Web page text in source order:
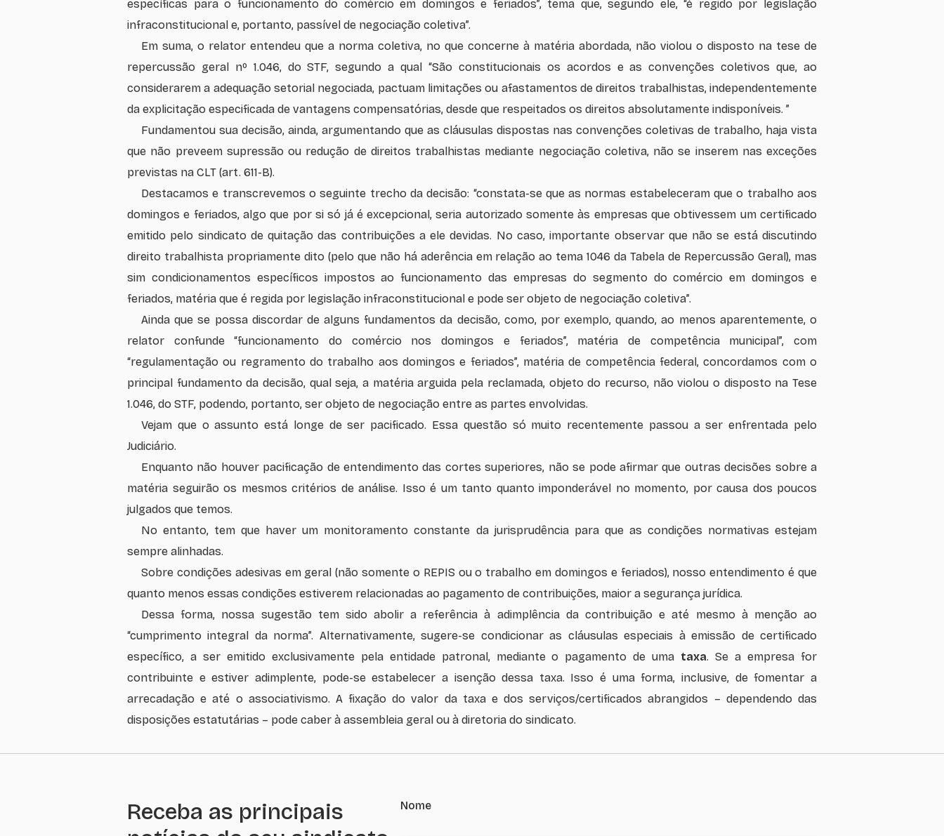
específicas para o funcionamento do comércio em domingos e feriados”, tema que, segundo ele, “é regido por legislação
infraconstitucional e, portanto, passível de negociação coletiva”.
Em suma, o relator entendeu que a norma coletiva, no que concerne à matéria abordada, não violou o disposto na tese de
repercussão geral nº 1.046, do STF, segundo a qual “São constitucionais os acordos e as convenções coletivos que, ao
considerarem a adequação setorial negociada, pactuam limitações ou afastamentos de direitos trabalhistas, independentemente
da explicitação especificada de vantagens compensatórias, desde que respeitados os direitos absolutamente indisponíveis. ”
Fundamentou sua decisão, ainda, argumentando que as cláusulas dispostas nas convenções coletivas de trabalho, haja vista
que não preveem supressão ou redução de direitos trabalhistas mediante negociação coletiva, não se inserem nas exceções
previstas na CLT (art. 611-B).
Destacamos e transcrevemos o seguinte trecho da decisão: “constata-se que as normas estabeleceram que o trabalho aos
domingos e feriados, algo que por si só já é excepcional, seria autorizado somente às empresas que obtivessem um certificado
emitido pelo sindicato de quitação das contribuições a ele devidas. No caso, importante observar que não se está discutindo
direito trabalhista propriamente dito (pelo que não há aderência em relação ao tema 1046 da Tabela de Repercussão Geral), mas
sim condicionamentos específicos impostos ao funcionamento das empresas do segmento do comércio em domingos e
feriados, matéria que é regida por legislação infraconstitucional e pode ser objeto de negociação coletiva”.
Ainda que se possa discordar de alguns fundamentos da decisão, como, por exemplo, quando, ao menos aparentemente, o
relator confunde “funcionamento do comércio nos domingos e feriados”, matéria de competência municipal”, com
“regulamentação ou regramento do trabalho aos domingos e feriados”, matéria de competência federal, concordamos com o
principal fundamento da decisão, qual seja, a matéria arguida pela reclamada, objeto do recurso, não violou o disposto na Tese
1.046, do STF, podendo, portanto, ser objeto de negociação entre as partes envolvidas.
Vejam que o assunto está longe de ser pacificado. Essa questão só muito recentemente passou a ser enfrentada pelo
Judiciário.
Enquanto não houver pacificação de entendimento das cortes superiores, não se pode afirmar que outras decisões sobre a
matéria seguirão os mesmos critérios de análise. Isso é um tanto quanto imponderável no momento, por causa dos poucos
julgados que temos.
No entanto, tem que haver um monitoramento constante da jurisprudência para que as condições normativas estejam
sempre alinhadas.
Sobre condições adesivas em geral (não somente o REPIS ou o trabalho em domingos e feriados), nosso entendimento é que
quanto menos essas condições estiverem relacionadas ao pagamento de contribuições, maior a segurança jurídica.
Dessa forma, nossa sugestão tem sido abolir a referência à adimplência da contribuição e até mesmo à menção ao
“cumprimento integral da norma”. Alternativamente, sugere-se condicionar as cláusulas especiais à emissão de certificado
específico, a ser emitido exclusivamente pela entidade patronal, mediante o pagamento de uma taxa. Se a empresa for
contribuinte e estiver adimplente, pode-se estabelecer a isenção dessa taxa. Isso é uma forma, inclusive, de fomentar a
arrecadação e até o associativismo. A fixação do valor da taxa e dos serviços/certificados abrangidos – dependendo das
disposições estatutárias – pode caber à assembleia geral ou à diretoria do sindicato.
Receba as principais
Nome